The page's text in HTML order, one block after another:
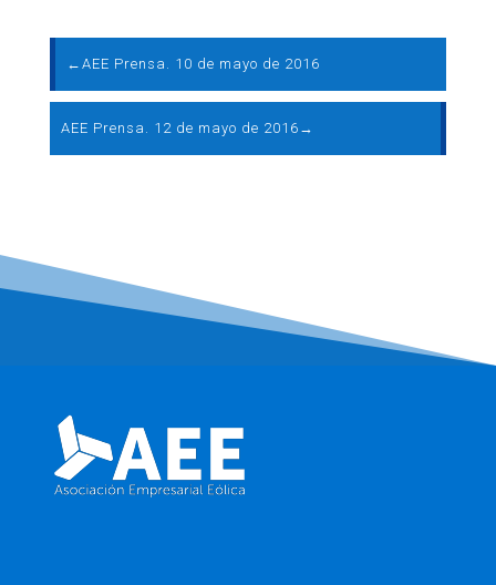
← AEE Prensa. 10 de mayo de 2016
AEE Prensa. 12 de mayo de 2016 →